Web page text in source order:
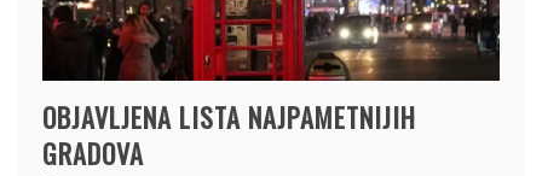
OBJAVLJENA LISTA NAJPAMETNIJIH
GRADOVA